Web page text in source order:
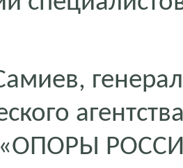
«ОПОРЫ